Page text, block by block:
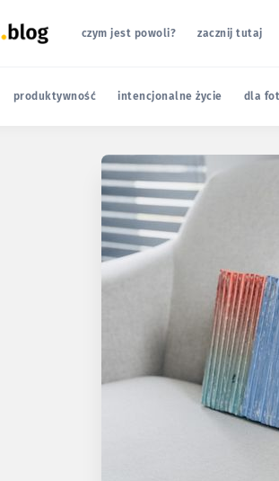
czym jest powoli? zacznij tutaj
produktywność intencjonalne życie dla